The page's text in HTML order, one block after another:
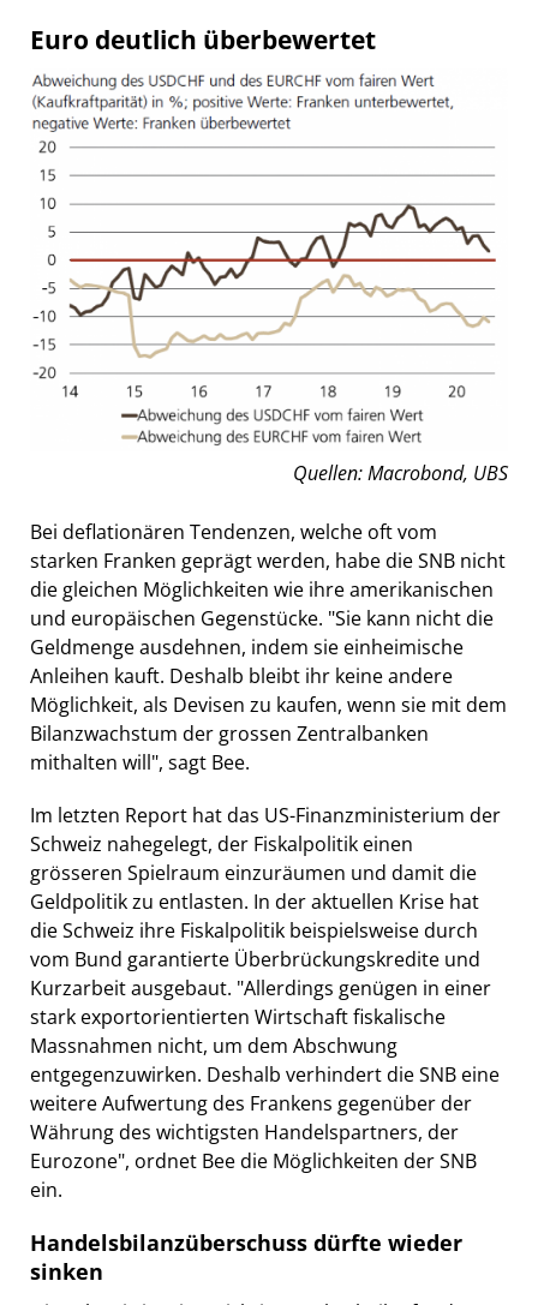
Euro deutlich überbewertet
Quellen: Macrobond, UBS
Bei deflationären Tendenzen, welche oft vom
starken Franken geprägt werden, habe die SNB nicht
die gleichen Möglichkeiten wie ihre amerikanischen
und europäischen Gegenstücke. "Sie kann nicht die
Geldmenge ausdehnen, indem sie einheimische
Anleihen kauft. Deshalb bleibt ihr keine andere
Möglichkeit, als Devisen zu kaufen, wenn sie mit dem
Bilanzwachstum der grossen Zentralbanken
mithalten will", sagt Bee.
Im letzten Report hat das US-Finanzministerium der
Schweiz nahegelegt, der Fiskalpolitik einen
grösseren Spielraum einzuräumen und damit die
Geldpolitik zu entlasten. In der aktuellen Krise hat
die Schweiz ihre Fiskalpolitik beispielsweise durch
vom Bund garantierte Überbrückungskredite und
Kurzarbeit ausgebaut. "Allerdings genügen in einer
stark exportorientierten Wirtschaft fiskalische
Massnahmen nicht, um dem Abschwung
entgegenzuwirken. Deshalb verhindert die SNB eine
weitere Aufwertung des Frankens gegenüber der
Währung des wichtigsten Handelspartners, der
Eurozone", ordnet Bee die Möglichkeiten der SNB
ein.
Handelsbilanzüberschuss dürfte wieder
sinken